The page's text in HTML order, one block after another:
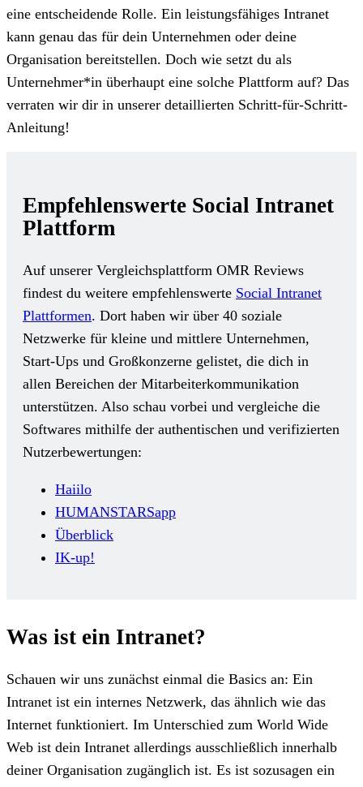
eine entscheidende Rolle. Ein leistungsfähiges Intranet
kann genau das für dein Unternehmen oder deine
Organisation bereitstellen. Doch wie setzt du als
Unternehmer*in überhaupt eine solche Plattform auf? Das
verraten wir dir in unserer detaillierten Schritt-für-Schritt-
Anleitung!
Empfehlenswerte Social Intranet
Plattform
Auf unserer Vergleichsplattform OMR Reviews
findest du weitere empfehlenswerte Social Intranet
Plattformen. Dort haben wir über 40 soziale
Netzwerke für kleine und mittlere Unternehmen,
Start-Ups und Großkonzerne gelistet, die dich in
allen Bereichen der Mitarbeiterkommunikation
unterstützen. Also schau vorbei und vergleiche die
Softwares mithilfe der authentischen und verifizierten
Nutzerbewertungen:
Haiilo
HUMANSTARSapp
Überblick
IK-up!
Was ist ein Intranet?
Schauen wir uns zunächst einmal die Basics an: Ein
Intranet ist ein internes Netzwerk, das ähnlich wie das
Internet funktioniert. Im Unterschied zum World Wide
Web ist dein Intranet allerdings ausschließlich innerhalb
deiner Organisation zugänglich ist. Es ist sozusagen ein